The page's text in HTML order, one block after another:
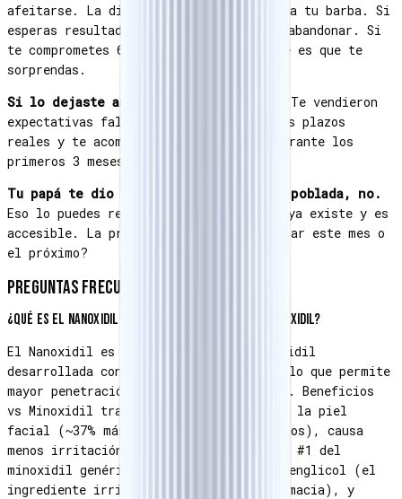
afeitarse. La diferencia: ésta sí cambia tu barba. Si
esperas resultados en 2 semanas, vas a abandonar. Si
te comprometes 6 meses, lo más probable es que te
sorprendas.
Si lo dejaste antes, no fue tu culpa.
Te vendieron
expectativas falsas. Aquí te decimos los plazos
reales y te acompañamos por WhatsApp durante los
primeros 3 meses críticos.
Tu papá te dio muchas cosas. La barba poblada, no.
Eso lo puedes resolver tú — la ciencia ya existe y es
accesible. La pregunta es: ¿vas a empezar este mes o
el próximo?
Preguntas frecuentes
¿Qué es el Nanoxidil y en qué se diferencia del Minoxidil?
El Nanoxidil es una evolución del Minoxidil
desarrollada con menor peso molecular, lo que permite
mayor penetración en el folículo piloso. Beneficios
vs Minoxidil tradicional: penetra mejor la piel
facial (~37% más absorción según estudios), causa
menos irritación y resequedad (la queja #1 del
minoxidil genérico), no requiere propilenglicol (el
ingrediente irritante del minoxidil farmacia), y